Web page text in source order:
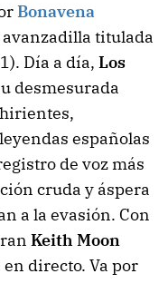
Bonavena
titulada
Día a día, Los
desmesurada
españolas
de voz más
cruda y áspera
a la evasión. Con
Keith Moon
directo. Va por